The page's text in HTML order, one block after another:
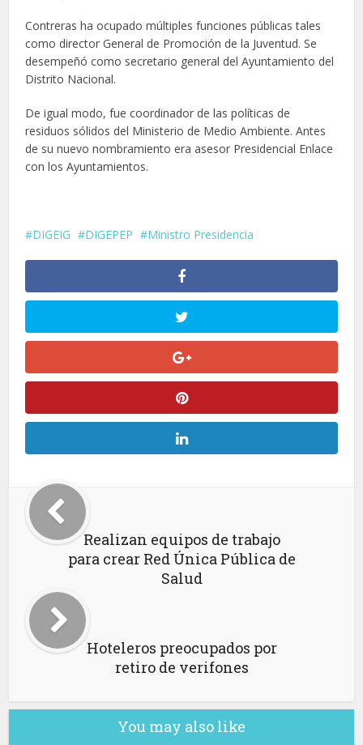
Contreras ha ocupado múltiples funciones públicas tales
como director General de Promoción de la Juventud. Se
desempeñó como secretario general del Ayuntamiento del
Distrito Nacional.
De igual modo, fue coordinador de las políticas de
residuos sólidos del Ministerio de Medio Ambiente. Antes
de su nuevo nombramiento era asesor Presidencial Enlace
con los Ayuntamientos.
DIGEIG DIGEPEP Ministro Presidencia
Realizan equipos de trabajo
para crear Red Única Pública de
Salud
Hoteleros preocupados por
retiro de verifones
You may also like